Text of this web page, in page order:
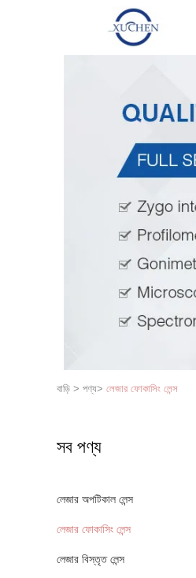
বাড়ি > পণ্য> লেজার ফোকাসিং লেন্স
সব পণ্য
লেজার অপটিকাল লেন্স
লেজার ফোকাসিং লেন্স
লেজার বিস্তৃত লেন্স